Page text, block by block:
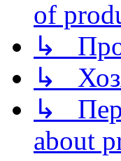
of
↳
↳
↳
about